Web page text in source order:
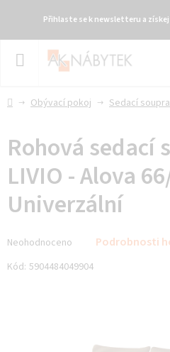
Přihlaste se k newsletteru a
Přejít
DomůObývací pokoj Sedací
Rohová sedací
LIVIO - Alova
Univerzální
hodnocení
produktu
Neohodnoceno Podrobnosti
Kód: 5904484049904